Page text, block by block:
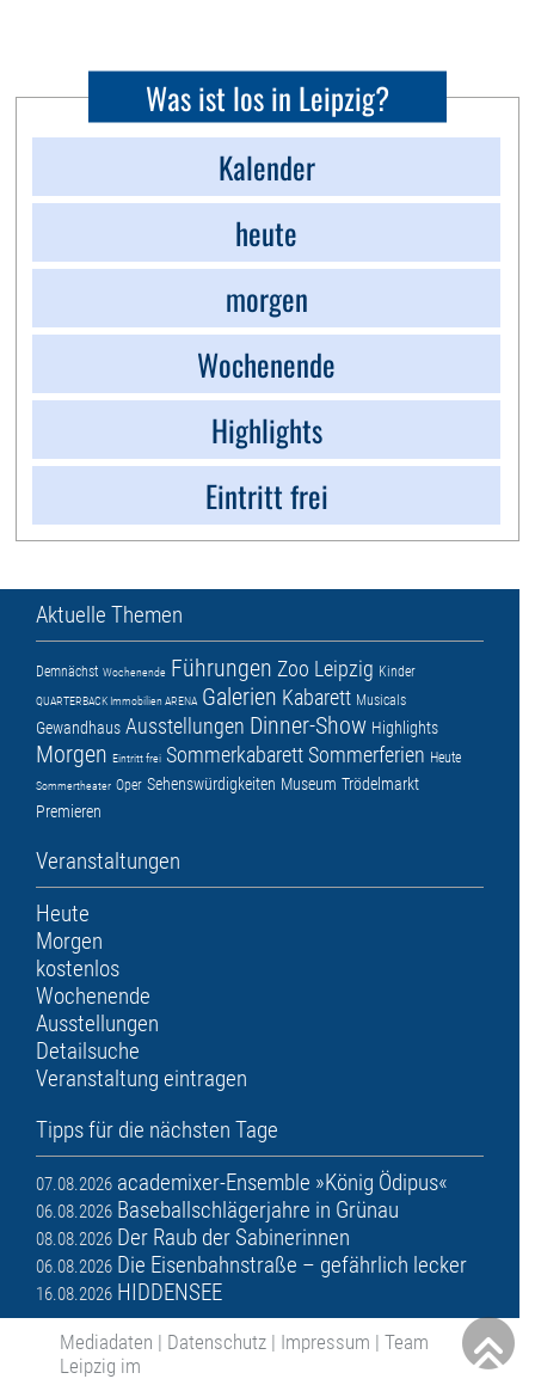
Was ist los in Leipzig?
Kalender
heute
morgen
Wochenende
Highlights
Eintritt frei
Aktuelle Themen
Demnächst Wochenende Führungen Zoo Leipzig Kinder
QUARTERBACK Immobilien ARENA Galerien Kabarett Musicals
Gewandhaus Ausstellungen Dinner-Show Highlights
Morgen Eintritt frei SommerkabarettSommerferien Heute
Sommertheater Oper Sehenswürdigkeiten Museum Trödelmarkt
Premieren
Veranstaltungen
Heute
Morgen
kostenlos
Wochenende
Ausstellungen
Detailsuche
Veranstaltung eintragen
Tipps für die nächsten Tage
07.08.2026 academixer-Ensemble »König Ödipus«
06.08.2026 Baseballschlägerjahre in Grünau
08.08.2026 Der Raub der Sabinerinnen
06.08.2026 Die Eisenbahnstraße – gefährlich lecker
16.08.2026 HIDDENSEE
Mediadaten | Datenschutz | Impressum | Team
Leipzig im